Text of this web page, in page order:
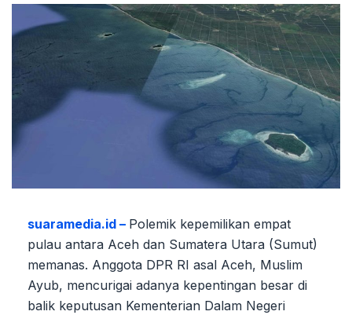
suaramedia.id – Polemik kepemilikan empat
pulau antara Aceh dan Sumatera Utara (Sumut)
memanas. Anggota DPR RI asal Aceh, Muslim
Ayub, mencurigai adanya kepentingan besar di
balik keputusan Kementerian Dalam Negeri